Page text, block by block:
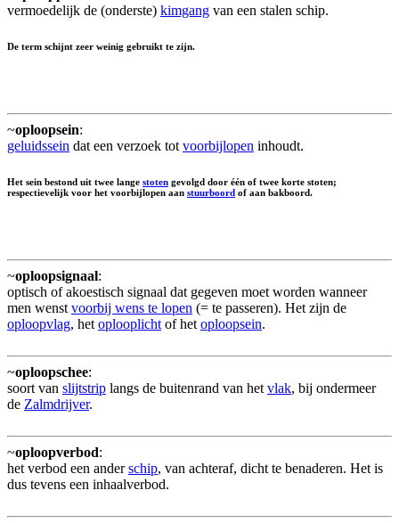
vermoedelijk de (onderste) kimgang van een stalen schip.
De term schijnt zeer weinig gebruikt te zijn.
~oploopsein:
geluidssein dat een verzoek tot voorbijlopen inhoudt.
Het sein bestond uit twee lange stoten gevolgd door één of twee korte stoten;
respectievelijk voor het voorbijlopen aan stuurboord of aan bakboord.
~oploopsignaal:
optisch of akoestisch signaal dat gegeven moet worden wanneer
men wenst voorbij wens te lopen (= te passeren). Het zijn de
oploopvlag, het oplooplicht of het oploopsein.
~oploopschee:
soort van slijtstrip langs de buitenrand van het vlak, bij ondermeer
de Zalmdrijver.
~oploopverbod:
het verbod een anderschip, van achteraf, dicht te benaderen. Het is
dus tevens een inhaalverbod.